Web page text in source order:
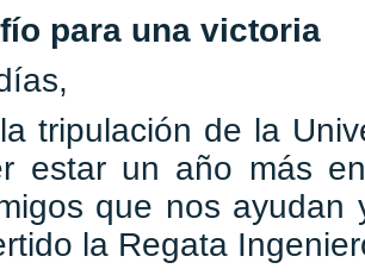
para una victoria
tripulación de la
estar un año más
que nos
la Regata